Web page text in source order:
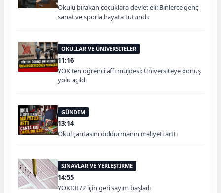
Okulu bırakan çocuklara devlet eli: Binlerce genç
sanat ve sporla hayata tutundu
OKULLAR VE ÜNİVERSİTELER
11:16
YÖK'ten öğrenci affı müjdesi: Üniversiteye dönüş
yolu açıldı
GÜNDEM
13:14
Okul çantasını doldurmanın maliyeti arttı
SINAVLAR VE YERLEŞTİRME
14:55
YÖKDİL/2 için geri sayım başladı